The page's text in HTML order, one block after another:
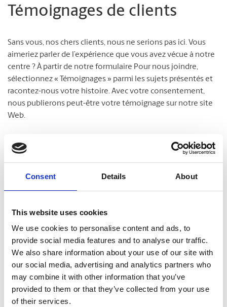
Consent Details About
This website uses cookies
We use cookies to personalise content and ads, to
provide social media features and to analyse our traffic.
We also share information about your use of our site with
our social media, advertising and analytics partners who
may combine it with other information that you’ve
provided to them or that they’ve collected from your use
of their services.
Témoignages de clients
Sans vous, nos chers clients, nous ne serions pas ici. Vous
aimeriez parler de l’expérience que vous avez vécue à notre
centre ? À partir de notre formulaire Pour nous joindre,
sélectionnez « Témoignages » parmi les sujets présentés et
racontez-nous votre histoire. Avec votre consentement,
nous publierons peut-être votre témoignage sur notre site
Web.
Faites le tour du propriétaire
Laissez-vous surprendre par tout ce que nous vous offrons